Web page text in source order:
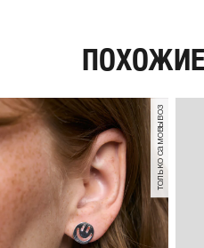
только самовывоз